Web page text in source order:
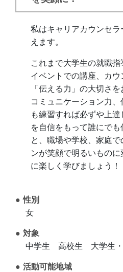
私はキャリアカウンセ
えます。
これまで大学生の就職
イベントでの講座、カ
「伝える力」の大切さを
コミュニケーション力
も練習すれば必ずや上
を自信をもって誰にで
と、職場や学校、家庭
ンが笑顔で明るいもの
に楽しく学びましょう！
性別
女
対象
中学生 高校生 大学生
活動可能地域